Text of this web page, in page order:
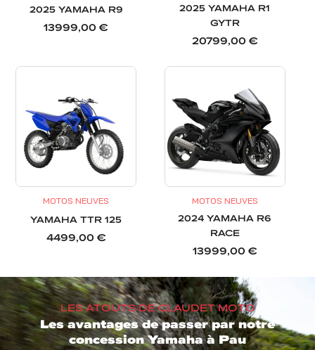
2025 YAMAHA R9
13999,00€
2025 YAMAHA R1
GYTR
20799,00 €
MOTOS NEUVES
YAMAHA TTR 125
4499,00 €
MOTOS NEUVES
2024 YAMAHA R6
RACE
13999,00 €
LES ATOUTS DE CLAUDET MOTO
Les avantages de passer par notre
concession Yamaha à Pau